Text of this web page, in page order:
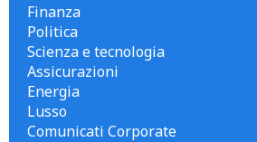
Finanza
Politica
Scienza e tecnologia
Assicurazioni
Energia
Lusso
Comunicati Corporate